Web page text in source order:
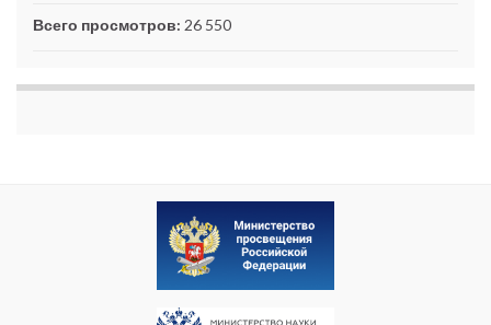
Всего просмотров: 26 550